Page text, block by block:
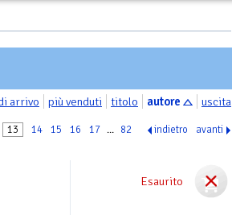
arrivo più venduti titolo autore uscita
13 14 15 16 17 ... 82 indietro avanti
Esaurito